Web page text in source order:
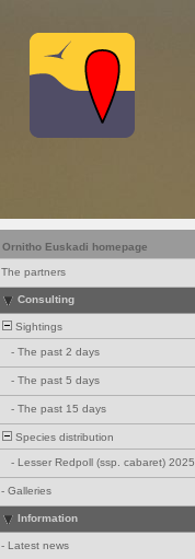
Ornitho Euskadi homepage
The partners
Consulting
Sightings
- The past 2 days
- The past 5 days
- The past 15 days
Species distribution
- Lesser Redpoll (ssp. cabaret) 2025
- Galleries
Information
- Latest news